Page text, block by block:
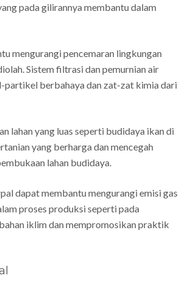
pada gilirannya membantu dalam
mengurangi pencemaran lingkungan
Sistem filtrasi dan pemurnian air
partikel berbahaya dan zat-zat kimia dari
lahan yang luas seperti budidaya ikan di
yang berharga dan mencegah
lahan budidaya.
dapat membantu mengurangi emisi gas
proses produksi seperti pada
iklim dan mempromosikan praktik